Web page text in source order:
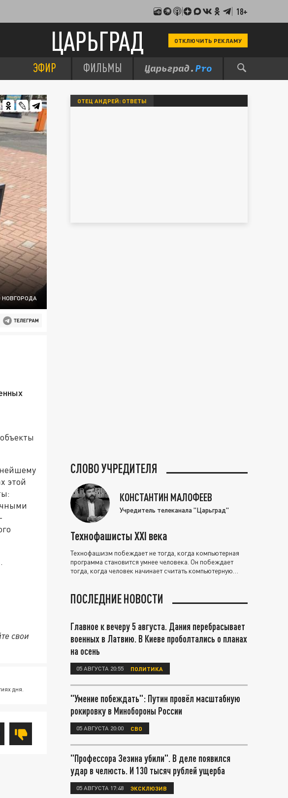
18+
ЦАРЬГРАД ОТКЛЮЧИТЬ РЕКЛАМУ
ЭФИР ФИЛЬМЫ
этой
свои
дня.
ОТЕЦ АНДРЕЙ: ОТВЕТЫ
СЛОВО УЧРЕДИТЕЛЯ
КОНСТАНТИН МАЛОФЕЕВ
Учредитель телеканала "Царьград"
Технофашисты XXI века
Технофашизм побеждает не тогда, когда компьютерная
программа становится умнее человека. Он побеждает
тогда, когда человек начинает считать компьютерную
ПОСЛЕДНИЕ НОВОСТИ
Главное к вечеру 5 августа. Дания перебрасывает
военных в Латвию. В Киеве проболтались о планах
на осень
05 АВГУСТА 20:55 ПОЛИТИКА
"Умение побеждать": Путин провёл масштабную
рокировку в Минобороны России
05 АВГУСТА 20:00 СВО
"Профессора Зезина убили". В деле появился
удар в челюсть. И 130 тысяч рублей ущерба
05 АВГУСТА 17:48 ЭКСКЛЮЗИВ